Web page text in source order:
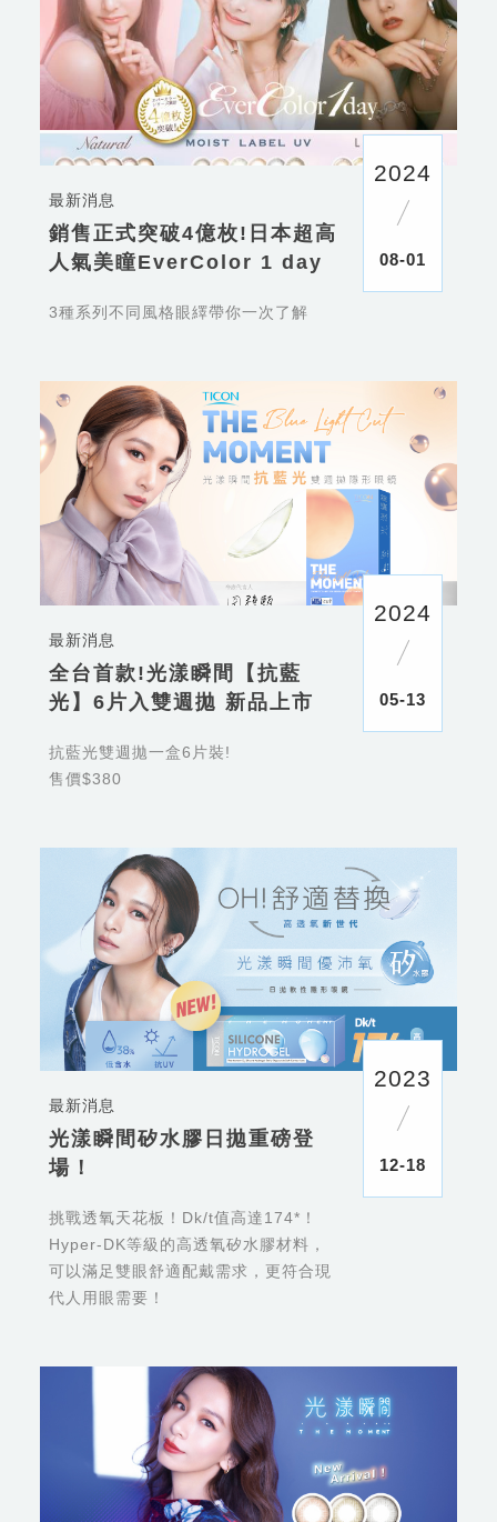
2024
08-01
最新消息
銷售正式突破4億枚!日本超高
人氣美瞳EverColor 1 day
3種系列不同風格眼繹帶你一次了解
2024
05-13
最新消息
全台首款!光漾瞬間【抗藍
光】6片入雙週拋 新品上市
抗藍光雙週拋一盒6片裝!
售價$380
2023
12-18
最新消息
光漾瞬間矽水膠日拋重磅登
場！
挑戰透氧天花板！Dk/t值高達174*！
Hyper-DK等級的高透氧矽水膠材料，
可以滿足雙眼舒適配戴需求，更符合現
代人用眼需要！